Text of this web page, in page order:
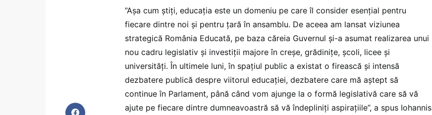
”Așa cum știți, educația este un domeniu pe care îl consider esențial pentru
fiecare dintre noi și pentru țară în ansamblu. De aceea am lansat viziunea
strategică România Educată, pe baza căreia Guvernul și-a asumat realizarea unui
nou cadru legislativ și investiții majore în creșe, grădinițe, școli, licee și
universități. În ultimele luni, în spațiul public a existat o firească și intensă
dezbatere publică despre viitorul educației, dezbatere care mă aștept să
continue în Parlament, până când vom ajunge la o formă legislativă care să vă
ajute pe fiecare dintre dumneavoastră să vă îndepliniți aspirațiile”, a spus Iohannis